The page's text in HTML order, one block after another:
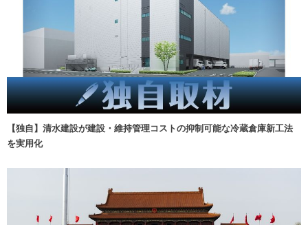
【独自】清水建設が建設・維持管理コストの抑制可能な冷蔵倉庫新工法
を実用化